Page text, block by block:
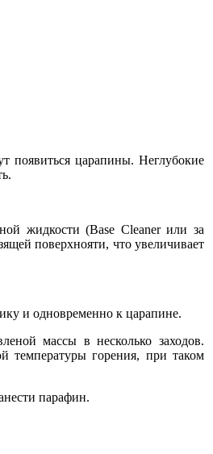
появиться царапины. Неглубокие
жидкости (Base Cleaner или за
поверхнояти, что увеличивает
и одновременно к царапине.
массы в несколько заходов.
температуры горения, при таком
парафин.